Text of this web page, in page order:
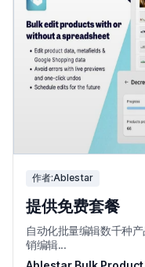
作者:Ablestar
提供免费套餐
自动化批量编辑数千种
销编辑...